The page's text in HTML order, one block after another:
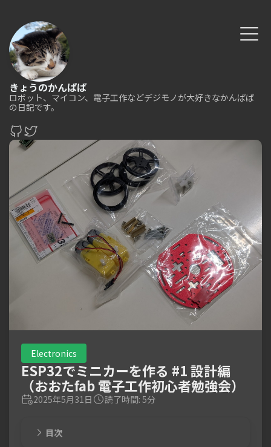
きょうのかんぱぱ
ロボット、マイコン、電子工作などデジモノが大好きなかんぱぱ
の日記です。
Electronics
ESP32でミニカーを作る #1 設計編
（おおたfab 電子工作初心者勉強会）
2025年5月31日 読了時間: 5分
目次